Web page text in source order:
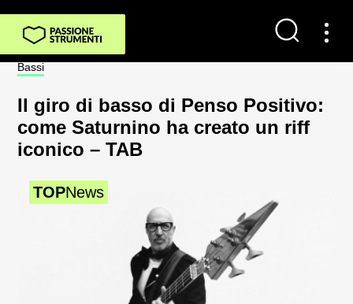
Bassi
Il giro di basso di Penso Positivo:
come Saturnino ha creato un riff
iconico – TAB
TOPNews